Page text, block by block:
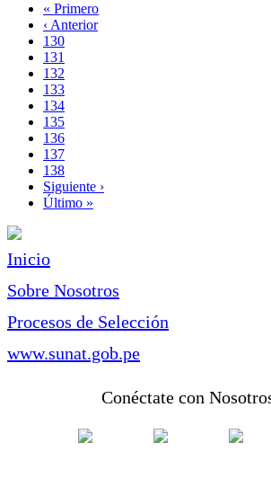
Paginación
Primera
página
« Primero
Página
anterior
‹ Anterior
Page
130
Page
131
Page
132
Page
133
Página
actual
134
Page
135
Page
136
Page
137
Page
138
Siguiente
página
Siguiente ›
Última
Último »
Inicio
Sobre Nosotros
Procesos de Selección
www.sunat.gob.pe
Conéctate con